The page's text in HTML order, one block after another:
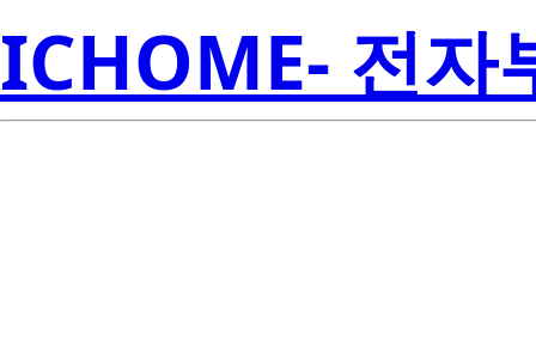
ICHOME- 전자